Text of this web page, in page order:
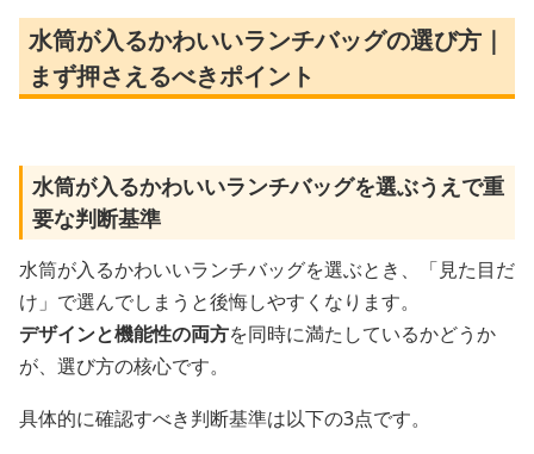
水筒が入るかわいいランチバッグの選び方｜
まず押さえるべきポイント
水筒が入るかわいいランチバッグを選ぶうえで重
要な判断基準
水筒が入るかわいいランチバッグを選ぶとき、「見た目だ
け」で選んでしまうと後悔しやすくなります。
デザインと機能性の両方を同時に満たしているかどうか
が、選び方の核心です。
具体的に確認すべき判断基準は以下の3点です。